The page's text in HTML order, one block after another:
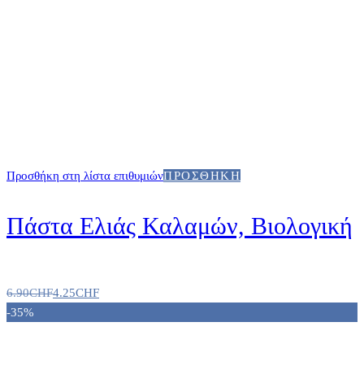
Προσθήκη στη λίστα επιθυμιώνΠΡΟΣΘΉΚΗ
Πάστα Ελιάς Καλαμών, Βιολογική
6.90CHF4.25CHF
-35%